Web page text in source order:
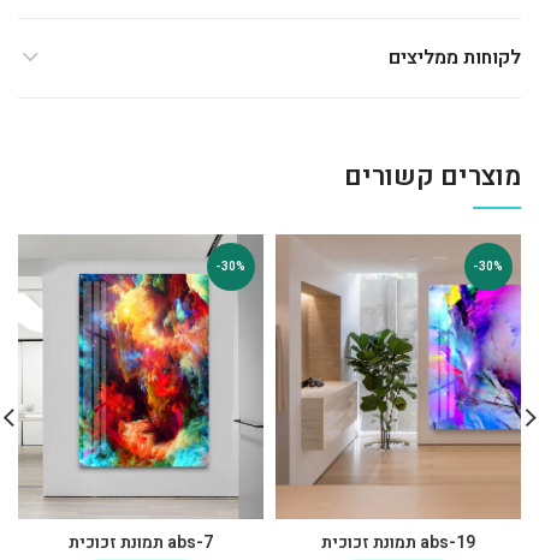
לקוחות ממליצים
מוצרים קשורים
-30%
abs-19 תמונת זכוכית
-30%
abs-7 תמונת זכוכית